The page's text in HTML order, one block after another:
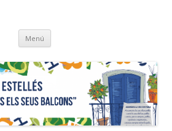
Menú Vés
contingut